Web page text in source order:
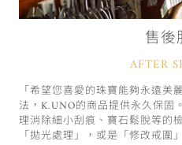
售後
AFTER
「希望您喜愛的珠寶能夠永遠
法，K.UNO的商品提供永久保固
理消除細小刮痕、寶石鬆脫等的
「拋光處理」，或是「修改戒圍